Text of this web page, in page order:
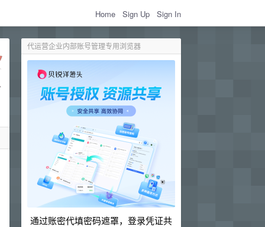
Home Sign Up Sign In
代运营企业内部账号管理专用浏览器
通过账密代填密码遮罩，登录凭证共